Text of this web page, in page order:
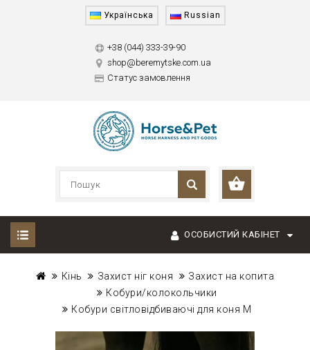
Українська Russian
+38 (044) 333-39-90
shop@beremytske.com.ua
Статус замовлення
ОСОБИСТИЙ КАБІНЕТ
Кінь Захист ніг коня
Захист на копита
Кобури/колокольчики
Кобури світловідбиваючі для коня M